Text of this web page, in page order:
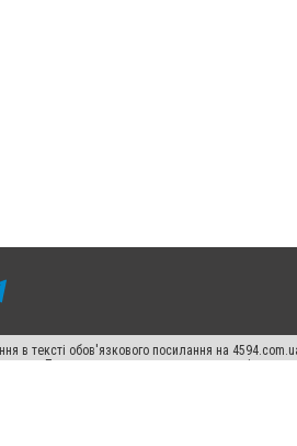
в тексті обов'язкового посилання на
Порушення виняткових прав